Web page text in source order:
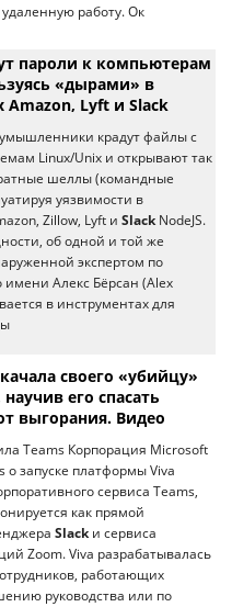
работу. Ок
пароли к компьютерам
«дырами» в
Lyft и Slack
крадут файлы с
Linux/Unix и открывают так
шеллы (командные
уязвимости в
Zillow, Lyft и SlackNodeJS.
об одной и той же
экспертом по
имени Алекс Бёрсан (Alex
в инструментах для
своего «убийцу»
его спасать
выгорания. Видео
Teams Корпорация Microsoft
о запуске платформы Viva
сервиса Teams,
как прямой
Slackи сервиса
Zoom. Viva разрабатывалась
работающих
руководства или по